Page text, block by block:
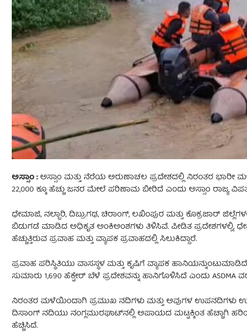
ಅಸ್ಸಾಂ :ಅಸ್ಸಾಂ ಮತ್ತು ನೆರೆಯ ಅರುಣಾಚಲ ಪ್ರದೇಶದಲ್ಲಿ ನಿರಂತರ ಭಾರೀ
22,000 ಕ್ಕೂ ಹೆಚ್ಚು ಜನರ ಮೇಲೆ ಪರಿಣಾಮ ಬೀರಿದೆ ಎಂದು ಅಸ್ಸಾಂ ರಾಜ್ಯ
ಧೇಮಾಜಿ, ನಲ್ಬಾರಿ, ದಿಬ್ರುಗಢ, ಚಿರಾಂಗ್, ಲಖಿಂಪುರ ಮತ್ತು ಕೊಕ್ರಜಾರ್
ಬಿಡುಗಡೆ ಮಾಡಿದ ಅಧಿಕೃತ ಅಂಕಿಅಂಶಗಳು ತಿಳಿಸಿವೆ. ಪೀಡಿತ ಪ್ರದೇಶಗಳಲ್ಲಿ,
ಹೆಚ್ಚುತ್ತಿರುವ ಪ್ರವಾಹ ಮತ್ತು ವ್ಯಾಪಕ ಪ್ರವಾಹದಲ್ಲಿ ಸಿಲುಕಿದ್ದಾರೆ.
ಪ್ರವಾಹ ಪರಿಸ್ಥಿತಿಯು ವಾಸಸ್ಥಳ ಮತ್ತು ಕೃಷಿಗೆ ವ್ಯಾಪಕ
ಸುಮಾರು 1,690 ಹೆಕ್ಟೇರ್ ಬೆಳೆ ಪ್ರದೇಶವನ್ನು ಹಾನಿಗೊಳಿಸಿದೆ ಎಂದು
ನಿರಂತರ ಮಳೆಯಿಂದಾಗಿ ಪ್ರಮುಖ ನದಿಗಳು ಮತ್ತು ಅವುಗಳ ಉಪನದಿಗಳು
ದಿಸಾಂಗ್ ನದಿಯು ನಂಗ್ಲಮುರಘಾಟ್‌ನಲ್ಲಿ ಅಪಾಯದ ಮಟ್ಟಕ್ಕಿಂತ ಹೆಚ್ಚಾಗಿ
ಹೆಚ್ಚಿಸಿದೆ.